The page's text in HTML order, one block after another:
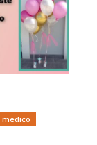
medico